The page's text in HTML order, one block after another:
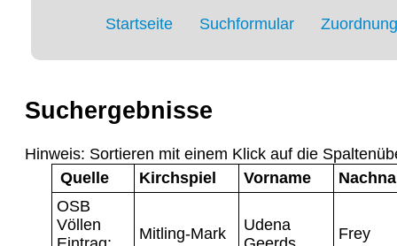
Startseite Suchformular
Suchergebnisse
Hinweis: Sortieren mit einem Klick auf die
Quelle
Kirchspiel Vorname
OSB
Völlen
Mitling-Mark
Udena
Frey